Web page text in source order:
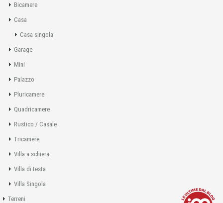
Bicamere
Casa
Casa singola
Garage
Mini
Palazzo
Pluricamere
Quadricamere
Rustico / Casale
Tricamere
Villa a schiera
Villa di testa
Villa Singola
Terreni